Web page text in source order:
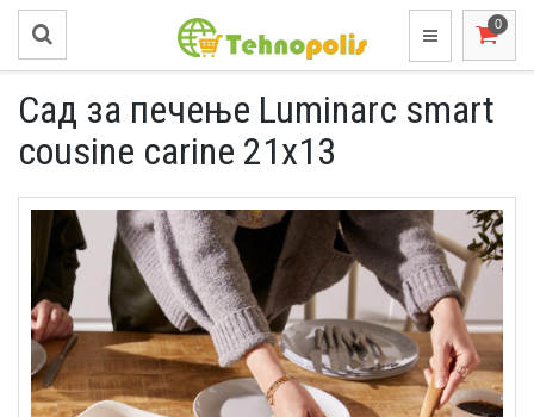
Сад за печење Luminarc smart
cousine carine 21x13